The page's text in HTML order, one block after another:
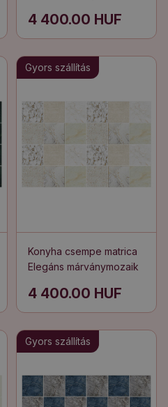
4 400.00 HUF
Gyors szállítás
Konyha csempe matrica
Elegáns márványmozaik
4 400.00 HUF
Gyors szállítás